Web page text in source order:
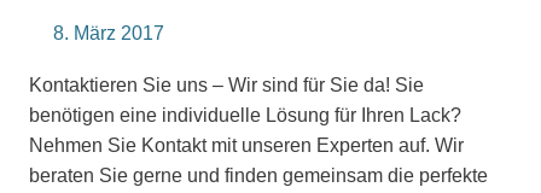
8. März 2017
Kontaktieren Sie uns – Wir sind für Sie da! Sie
benötigen eine individuelle Lösung für Ihren Lack?
Nehmen Sie Kontakt mit unseren Experten auf. Wir
beraten Sie gerne und finden gemeinsam die perfekte